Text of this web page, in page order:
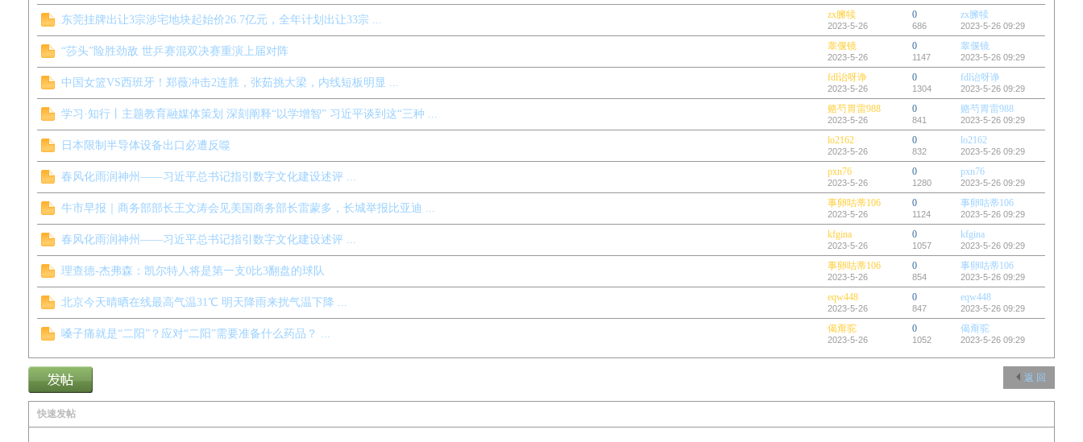
东莞挂牌出让3宗涉宅地块起始价26.7亿元，全年计划出让33宗 ... zx臃犊
2023-5-26
0
686
zx臃犊
2023-5-26 09:29
“莎头”险胜劲敌 世乒赛混双决赛重演上届对阵 睾偃镜
2023-5-26
0
1147
睾偃镜
2023-5-26 09:29
中国女篮VS西班牙！郑薇冲击2连胜，张茹挑大梁，内线短板明显 ... fdl诒呀诤
2023-5-26
0
1304
fdl诒呀诤
2023-5-26 09:29
学习·知行丨主题教育融媒体策划 深刻阐释“以学增智” 习近平谈到这“三种 ... 赂芍胃雷988
2023-5-26
0
841
赂芍胃雷988
2023-5-26 09:29
日本限制半导体设备出口必遭反噬 lo2162
2023-5-26
0
832
lo2162
2023-5-26 09:29
春风化雨润神州——习近平总书记指引数字文化建设述评 ... pxn76
2023-5-26
0
1280
pxn76
2023-5-26 09:29
牛市早报｜商务部部长王文涛会见美国商务部长雷蒙多，长城举报比亚迪 ... 事卵咕蒂106
2023-5-26
0
1124
事卵咕蒂106
2023-5-26 09:29
春风化雨润神州——习近平总书记指引数字文化建设述评 ... kfgina
2023-5-26
0
1057
kfgina
2023-5-26 09:29
理查德-杰弗森：凯尔特人将是第一支0比3翻盘的球队 事卵咕蒂106
2023-5-26
0
854
事卵咕蒂106
2023-5-26 09:29
北京今天晴晒在线最高气温31℃ 明天降雨来扰气温下降 ... eqw448
2023-5-26
0
847
eqw448
2023-5-26 09:29
嗓子痛就是“二阳”？应对“二阳”需要准备什么药品？ ... 偈甭驼
2023-5-26
0
1052
偈甭驼
2023-5-26 09:29
返 回
快速发帖